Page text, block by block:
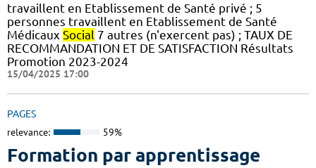
travaillent en Etablissement de Santé privé ; 5
personnes travaillent en Etablissement de Santé
Médicaux Social 7 autres (n'exercent pas) ; TAUX DE
RECOMMANDATION ET DE SATISFACTION Résultats
Promotion 2023-2024
15/04/2025 17:00
PAGES
relevance: 59%
Formation par apprentissage